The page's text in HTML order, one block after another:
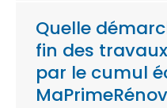
Quelle
fin des
par le cumul